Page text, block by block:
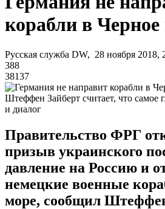
корабли в
Русская служба DW, 28 ноября 2018,
388
38137
Штеффен Зайберт считает, что самое
и диалог
Правительство ФРГ
призыв украинского
давление на Россию и
немецкие военные
море, сообщил